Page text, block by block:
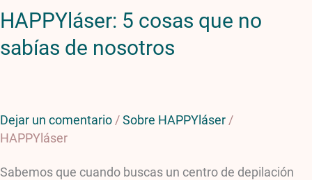
HAPPYláser: 5 cosas que no
sabías de nosotros
Dejar un comentario /Sobre HAPPYláser /
HAPPYláser
Sabemos que cuando buscas un centro de depilación